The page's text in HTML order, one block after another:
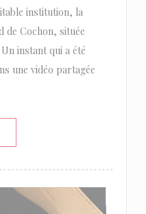
institution, la
de Cochon, située
instant qui a été
une vidéo partagée